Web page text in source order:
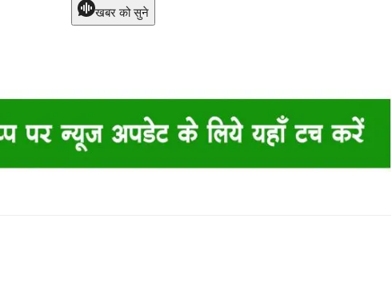
खबर को सुने